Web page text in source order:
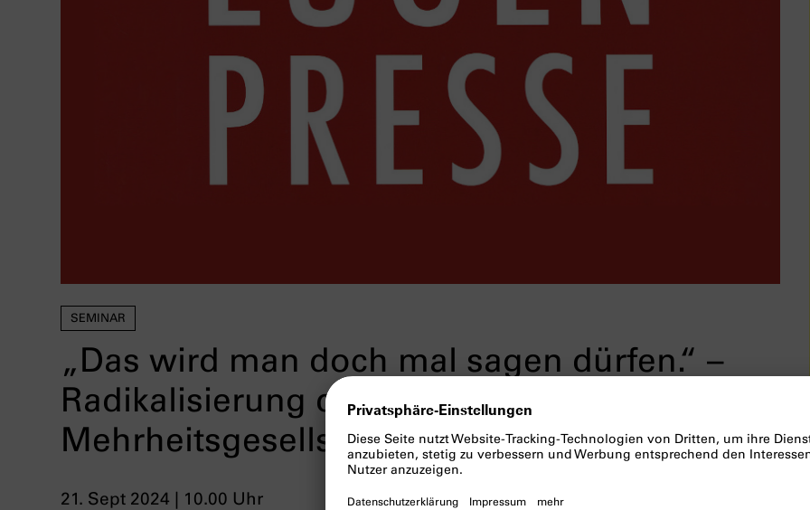
SEMINAR
„Das wird man doch mal sagen dürfen.“ –
Radikalisierung der
Mehrheitsgesellschaft?
21. Sept 2024 | 10.00 Uhr